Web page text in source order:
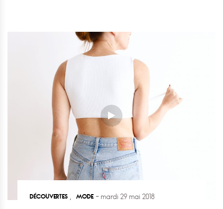
DÉCOUVERTES MODE mardi 29 mai 2018